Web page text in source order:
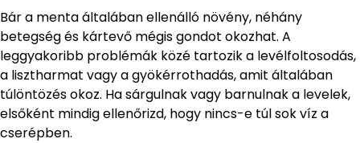
Bár a menta általában ellenálló növény, néhány
betegség és kártevő mégis gondot okozhat. A
leggyakoribb problémák közé tartozik a levélfoltosodás,
a lisztharmat vagy a gyökérrothadás, amit általában
túlöntözés okoz. Ha sárgulnak vagy barnulnak a levelek,
elsőként mindig ellenőrizd, hogy nincs-e túl sok víz a
cserépben.